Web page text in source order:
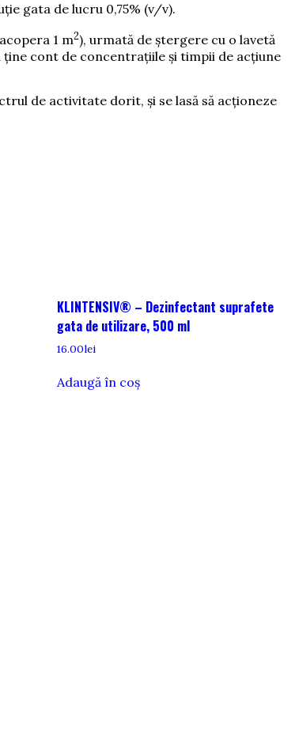
gata de lucru 0,75% (v/v).
1 m2), urmată de ștergere cu o lavetă
cont de concentrațiile și timpii de acțiune
de activitate dorit, și se lasă să acționeze
KLINTENSIV® – Dezinfectant suprafete
gata de utilizare, 500 ml
16.00lei
Adaugă în coș